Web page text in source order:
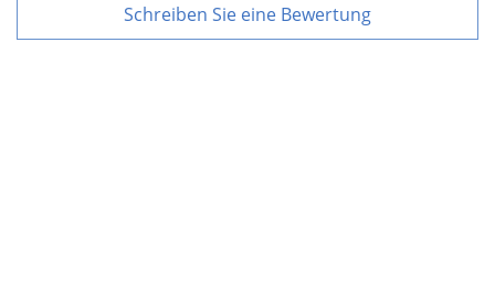
Schreiben Sie eine Bewertung